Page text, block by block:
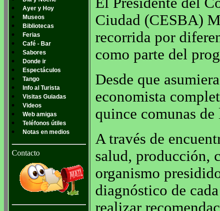
Ayer y Hoy
Museos
Bibliotecas
Ferias
Café - Bar
Sabores
Donde ir
Espectáculos
Tango
Info al Turista
Visitas Guiadas
Videos
Web amigas
Teléfonos útiles
Notas en medios
Contacto
Ciudad (CESBA)
recorrida por
como parte del
Desde que
economista
quince comunas
A través de
salud, producción,
organismo
diagnóstico de